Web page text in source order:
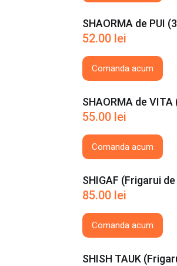
SHAORMA de PUI
52.00 lei
Comanda acum
SHAORMA de VITA
55.00 lei
Comanda acum
SHIGAF (Frigarui
85.00 lei
Comanda acum
SHISH TAUK